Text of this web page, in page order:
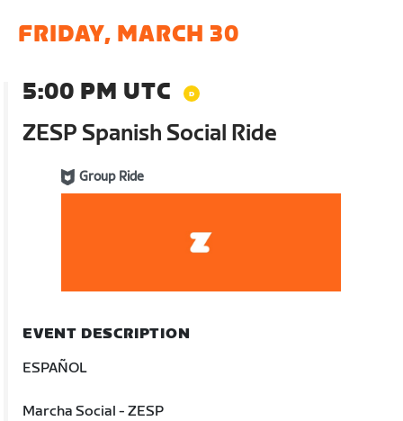
FRIDAY, MARCH 30
5:00 PM UTC
ZESP Spanish Social Ride
Group Ride
EVENT DESCRIPTION
ESPAÑOL
Marcha Social - ZESP